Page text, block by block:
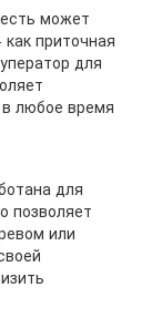
может
приточная
для
любое время
для
позволяет
или